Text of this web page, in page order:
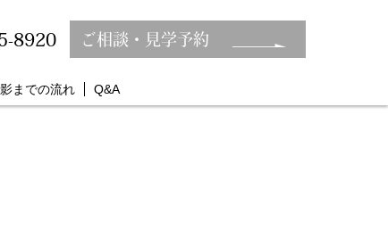
8920 ご相談・見学予約
までの流れ Q&A